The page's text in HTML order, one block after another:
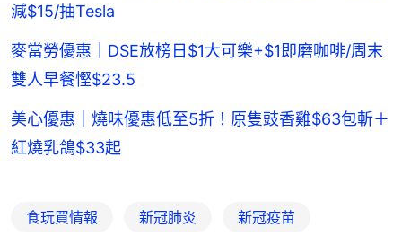
減$15/抽Tesla
麥當勞優惠｜DSE放榜日$1大可樂+$1即磨咖啡/周末
雙人早餐慳$23.5
美心優惠｜燒味優惠低至5折！原隻豉香雞$63包斬＋
紅燒乳鴿$33起
食玩買情報 新冠肺炎 新冠疫苗